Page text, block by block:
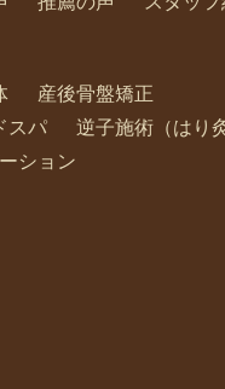
産後骨盤矯正
スパ
逆子施術（はり
ション